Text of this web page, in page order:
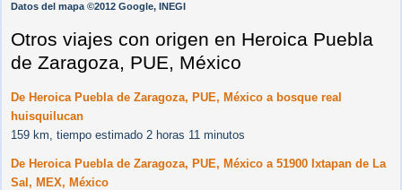
Datos del mapa ©2012 Google, INEGI
Otros viajes con origen en Heroica Puebla
de Zaragoza, PUE, México
De Heroica Puebla de Zaragoza, PUE, México a bosque real
huisquilucan
159 km, tiempo estimado 2 horas 11 minutos
De Heroica Puebla de Zaragoza, PUE, México a 51900 Ixtapan de La
Sal, MEX, México